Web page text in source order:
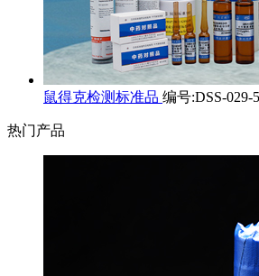
鼠得克检测标准品 编号:DSS-029-
热门产品